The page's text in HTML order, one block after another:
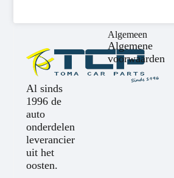
Al sinds
1996 de
auto
onderdelen
leverancier
uit het
oosten.
Algemeen
Algemene
voorwaarden